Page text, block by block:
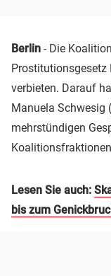
Berlin - Die
Prostitutionsgesetz
verbieten. Darauf
Manuela Schwesig (
mehrstündigen
Lesen Sie auch:
bis zum